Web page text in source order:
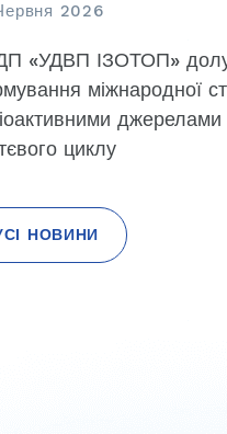
2026
«УДВП ІЗОТОП»
міжнародної
джерелами
циклу
НОВИНИ